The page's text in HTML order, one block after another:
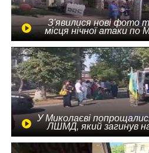
З'явилися нові фото
місця нічної атаки по
У Миколаєві
ЛШМД, який загинув